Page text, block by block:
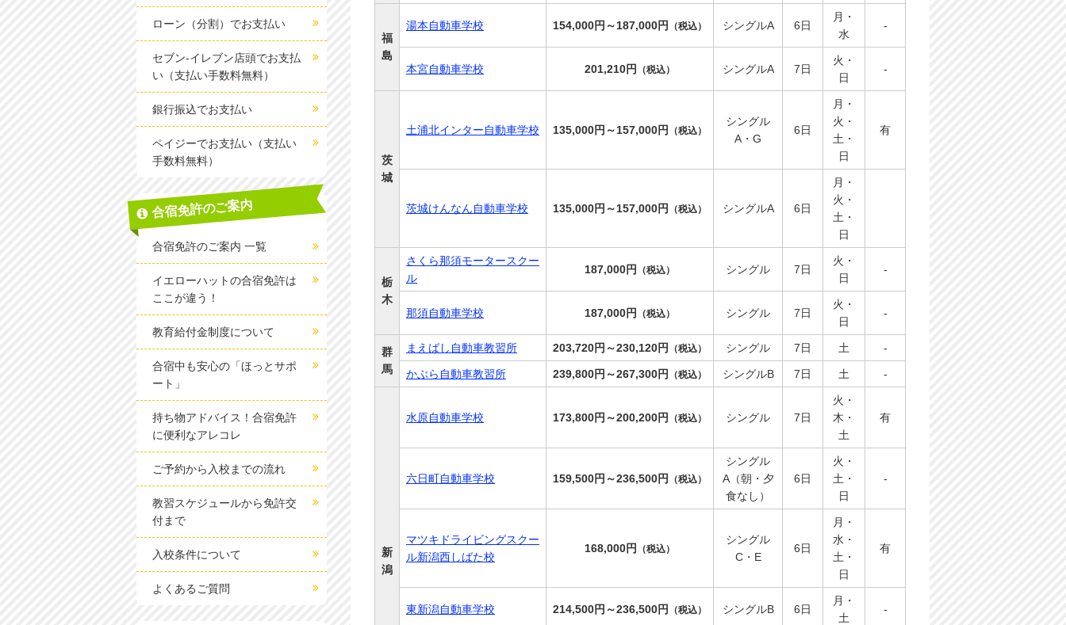
福
島
湯本自動車学校 154,000円～187,000円 （税込） シングルA 6日
月・
水
-
本宮自動車学校 201,210円 （税込） シングルA 7日
火・
日
-
茨
城
土浦北インター自動車学校 135,000円～157,000円 （税込）
シングル
A・G
6日
月・
火・
土・
日
有
茨城けんなん自動車学校 135,000円～157,000円 （税込） シングルA 6日
月・
火・
土・
日
栃
木
さくら那須モータースクー
ル
187,000円 （税込） シングル 7日
火・
日
-
那須自動車学校 187,000円 （税込） シングル 7日
火・
日
-
群
馬
まえばし自動車教習所 203,720円～230,120円 （税込） シングル 7日 土 -
かぶら自動車教習所 239,800円～267,300円 （税込） シングルB 7日 土 -
新
潟
水原自動車学校 173,800円～200,200円 （税込） シングル 7日
火・
木・
土
有
六日町自動車学校 159,500円～236,500円 （税込）
シングル
A（朝・夕
食なし）
6日
火・
土・
日
-
マツキドライビングスクー
ル新潟西しばた校
168,000円 （税込）
シングル
C・E
6日
月・
水・
土・
日
有
東新潟自動車学校 214,500円～236,500円 （税込） シングルB 6日
月・
土
-
ローン（分割）でお支払い
セブン-イレブン店頭でお支払
い（支払い手数料無料）
銀行振込でお支払い
ペイジーでお支払い（支払い
手数料無料）
合宿免許のご案内
合宿免許のご案内 一覧
イエローハットの合宿免許は
ここが違う！
教育給付金制度について
合宿中も安心の「ほっとサポ
ート」
持ち物アドバイス！合宿免許
に便利なアレコレ
ご予約から入校までの流れ
教習スケジュールから免許交
付まで
入校条件について
よくあるご質問